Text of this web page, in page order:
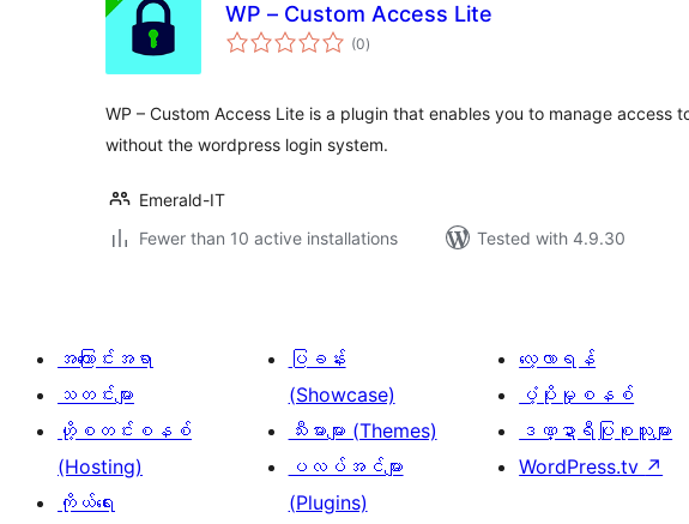
WP – Custom Access Lite
(0total
ratings
)
WP – Custom Access Lite is a plugin that enables you to manage access
without the wordpress login system.
Emerald-IT
Fewer than 10 active installations
Tested with 4.9.30
အကြောင်းအရာ
သတင်းများ
ဟို့စတင်းစနစ်
(Hosting)
ကိုယ်ရေး
ပြခန်း
(Showcase)
သီးမားများ (Themes)
ပလပ်အင်များ
(Plugins)
လေ့လာရန်
ပံ့ပိုးမှုစနစ်
ဒဏ္ဍာရီပြုစုသူများ
WordPress.tv ↗